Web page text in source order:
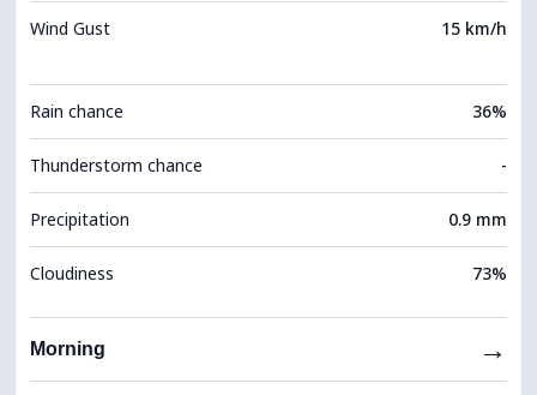
Wind Gust 15 km/h
Rain chance 36%
Thunderstorm chance -
Precipitation 0.9 mm
Cloudiness 73%
Morning →